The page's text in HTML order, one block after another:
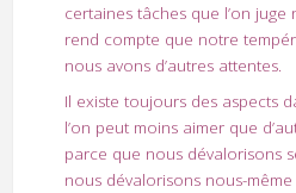
certaines tâches que l’on
rend compte que notre
nous avons d’autres attentes.
Il existe toujours des aspects
l’on peut moins aimer que
parce que nous dévalorisons
nous dévalorisons nous-